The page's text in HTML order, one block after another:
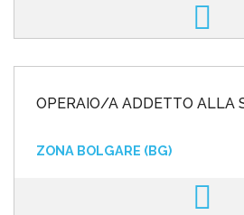
OPERAIO/A ADDETTO ALLA
ZONA BOLGARE (BG)